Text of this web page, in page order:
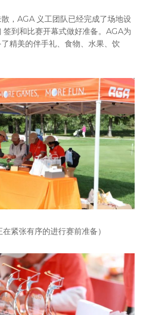
，AGA 义工团队已经完成了场地设
签到和比赛开幕式做好准备。AGA为
精美的伴手礼、食物、水果、饮
在紧张有序的进行赛前准备）